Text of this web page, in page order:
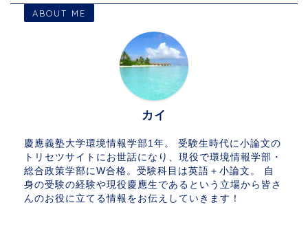
ABOUT ME
カイ
慶應義塾大学環境情報学部1年。 受験生時代に小論文の
トリセツサイトにお世話になり、現役で環境情報学部・
総合政策学部にW合格。受験科目は英語＋小論文。 自
身の受験の経験や現役慶應生であるという立場から皆さ
んのお役に立てる情報をお伝えしていきます！